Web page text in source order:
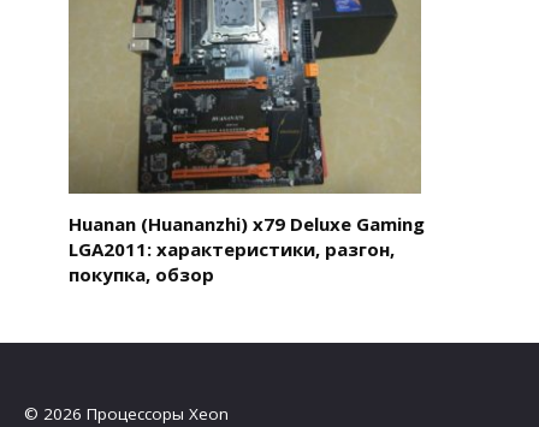
Huanan (Huananzhi) x79 Deluxe Gaming
LGA2011: характеристики, разгон,
покупка, обзор
© 2026 Процессоры Xeon